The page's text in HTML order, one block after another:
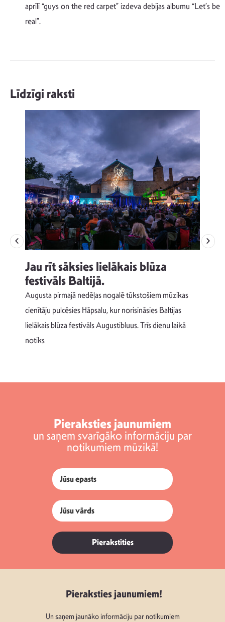
aprīlī “guys on the red carpet” izdeva debijas albumu “Let’s be
real”.
Līdzīgi raksti
Jau rīt sāksies lielākais blūza
festivāls Baltijā.
Augusta pirmajā nedēļas nogalē tūkstošiem mūzikas
cienītāju pulcēsies Hāpsalu, kur norisināsies Baltijas
lielākais blūza festivāls Augustibluus. Trīs dienu laikā
notiks
Pieraksties jaunumiem
un saņem svarīgāko informāciju par
notikumiem mūzikā!
Pierakstīties
Pieraksties jaunumiem!
Un saņem jaunāko informāciju par notikumiem